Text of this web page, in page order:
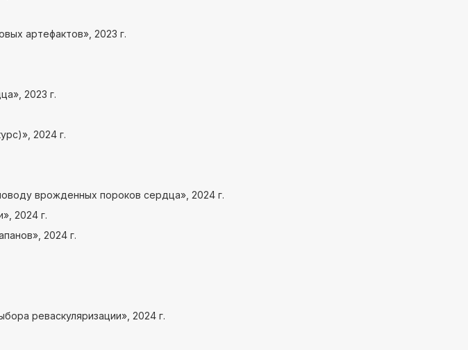
артефактов», 2023 г.
2023 г.
2024 г.
врожденных пороков сердца», 2024 г.
2024 г.
2024 г.
реваскуляризации», 2024 г.